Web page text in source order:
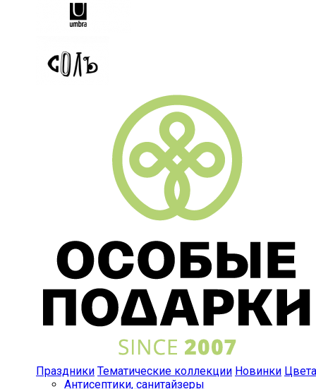
Праздники Тематические коллекции Новинки Цвета
Антисептики, санитайзеры